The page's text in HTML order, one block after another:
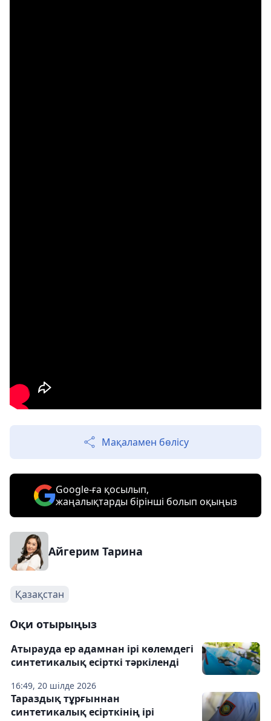
Мақаламен бөлісу
Google-ға қосылып,
жаңалықтарды бірінші болып оқыңыз
Айгерим Тарина
Қазақстан
Оқи отырыңыз
16:49, 20 шілде 2026
Атырауда ер адамнан ірі көлемдегі
синтетикалық есірткі тәркіленді
Тараздық тұрғыннан
синтетикалық есірткінің ірі